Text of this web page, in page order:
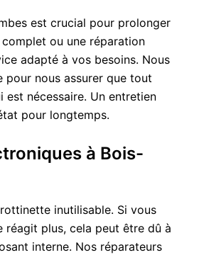
est crucial pour prolonger
ou une réparation
adapté à vos besoins. Nous
nous assurer que tout
nécessaire. Un entretien
pour longtemps.
à Bois-
inutilisable. Si vous
plus, cela peut être dû à
interne. Nos réparateurs